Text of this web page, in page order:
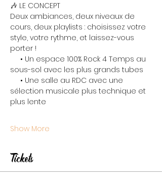
🎶 LE CONCEPT
Deux ambiances, deux niveaux de
cours, deux playlists : choisissez votre
style, votre rythme, et laissez-vous
porter !
• Un espace 100% Rock 4 Temps au
sous-sol avec les plus grands tubes
• Une salle au RDC avec une
sélection musicale plus technique et
plus lente
Show More
Tickets